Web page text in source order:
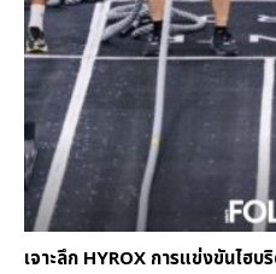
เจาะลึก HYROX การแข่งขันไฮ